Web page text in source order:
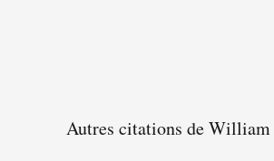
Autres citations de William